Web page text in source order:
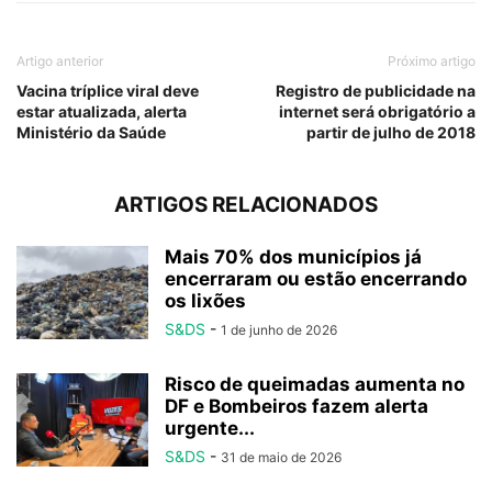
Artigo anterior
Vacina tríplice viral deve
estar atualizada, alerta
Ministério da Saúde
Próximo artigo
Registro de publicidade na
internet será obrigatório a
partir de julho de 2018
ARTIGOS RELACIONADOS
Mais 70% dos municípios já
encerraram ou estão encerrando
os lixões
S&DS - 1 de junho de 2026
Risco de queimadas aumenta no
DF e Bombeiros fazem alerta
urgente...
S&DS - 31 de maio de 2026